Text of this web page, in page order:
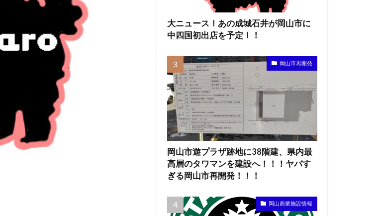
大ニュース！あの成城石井が岡山市に
中四国初出店を予定！！
岡山市再開発
岡山市遊プラザ跡地に38階建、県内最
高層のタワマンを建設へ！！！ヤバす
ぎる岡山市再開発！！！
岡山商業施設情報